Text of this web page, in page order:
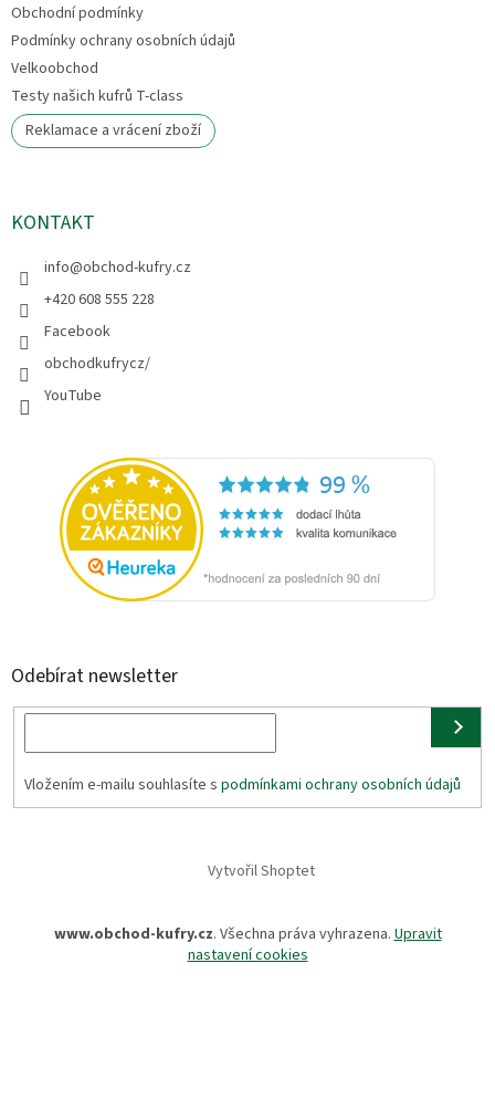
Obchodní podmínky
Podmínky ochrany osobních údajů
Velkoobchod
Testy našich kufrů T-class
Reklamace a vrácení zboží
KONTAKT
info@obchod-kufry.cz
+420 608 555 228
Facebook
obchodkufrycz/
YouTube
Odebírat newsletter
Vložením e-mailu souhlasíte s podmínkami ochrany osobních údajů
Vytvořil Shoptet
www.obchod-kufry.cz. Všechna práva vyhrazena.Upravit
nastavení cookies